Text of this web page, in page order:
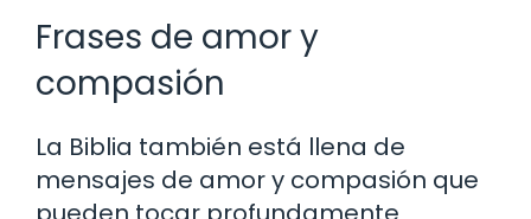
Frases de amor y
compasión
La Biblia también está llena de
mensajes de amor y compasión que